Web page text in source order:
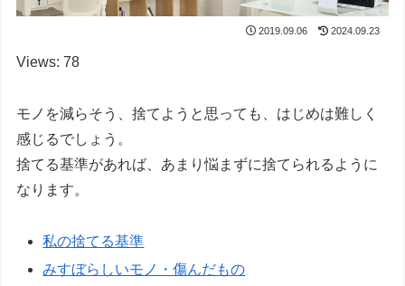
2019.09.06 2024.09.23
Views: 78
モノを減らそう、捨てようと思っても、はじめは難しく
感じるでしょう。
捨てる基準があれば、あまり悩まずに捨てられるように
なります。
私の捨てる基準
みすぼらしいモノ・傷んだもの